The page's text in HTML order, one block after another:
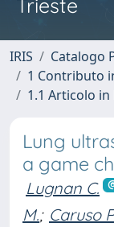
Trieste
IRIS
Catalogo
1 Contributo
1.1 Articolo in
Lung
a game
Lugnan C.
M.; Caruso